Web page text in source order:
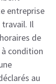
entreprise
travail. Il
de
à condition
au